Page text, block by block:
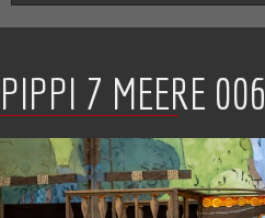
Aktuell
Werkverzeichnis
Biografie
Kontakt
PIPPI 7 MEERE 006